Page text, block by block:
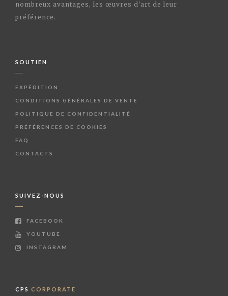
nombreux avantages, les œuvres d'art de leur
préférence.
SOUTIEN
EXPÉDITION
CONDITIONS GÉNÉRALES DE VENTE
POLITIQUE DE CONFIDENTIALITÉ
PRÉFÉRENCES DE COOKIES
FAQ
CONTACTS
SUIVEZ-NOUS
FACEBOOK
YOUTUBE
INSTAGRAM
CPS CORPORATE